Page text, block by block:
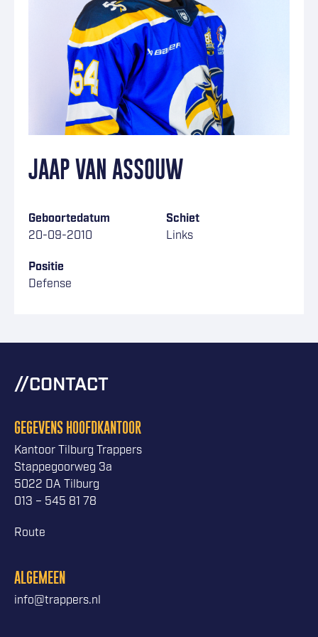
JAAP VAN ASSOUW
Geboortedatum
20-09-2010
Schiet
Links
Positie
Defense
CONTACT
GEGEVENS HOOFDKANTOOR
Kantoor Tilburg Trappers
Stappegoorweg 3a
5022 DA Tilburg
013 – 545 81 78
Route
ALGEMEEN
info@trappers.nl